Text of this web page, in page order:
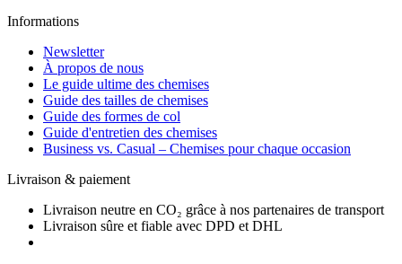
Informations
Newsletter
À propos de nous
Le guide ultime des chemises
Guide des tailles de chemises
Guide des formes de col
Guide d'entretien des chemises
Business vs. Casual – Chemises pour chaque occasion
Livraison & paiement
Livraison neutre en CO₂ grâce à nos partenaires de transport
Livraison sûre et fiable avec DPD et DHL